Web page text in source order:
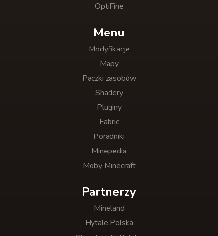
OptiFine
Menu
Modyfikacje
Mapy
Paczki zasobów
Shadery
Pluginy
Fabric
Poradniki
Minepedia
Moby Minecraft
Partnerzy
Mineland
Hytale Polska